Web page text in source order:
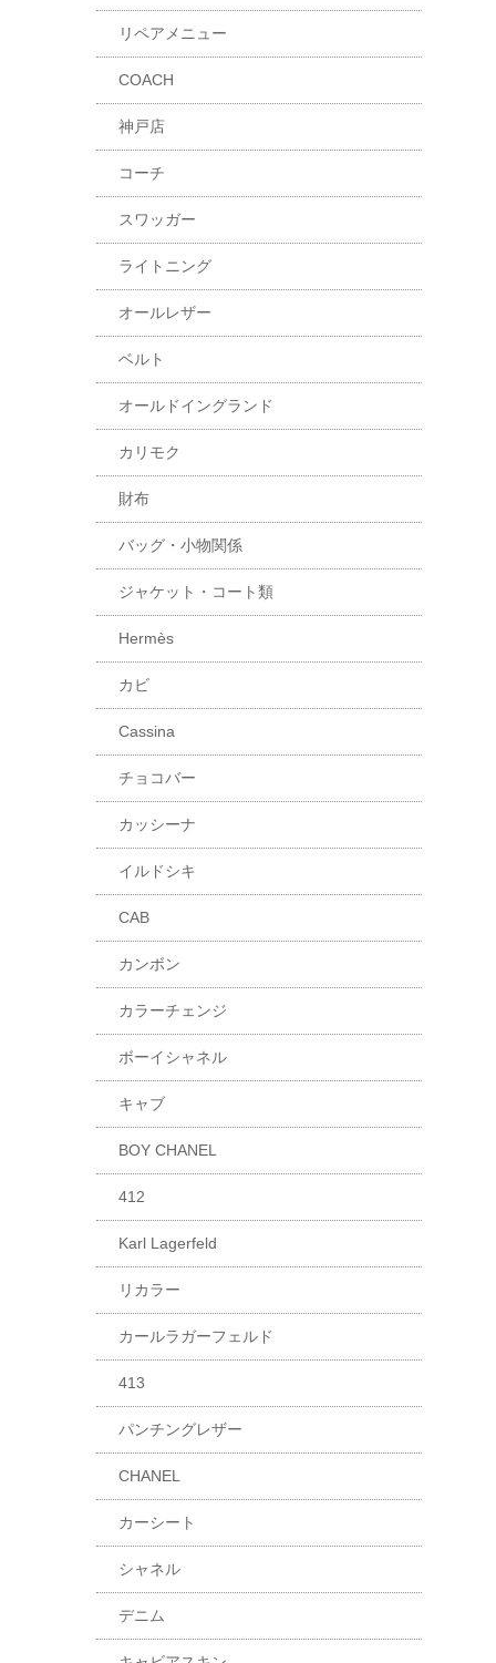
リペアメニュー
COACH
神戸店
コーチ
スワッガー
ライトニング
オールレザー
ベルト
オールドイングランド
カリモク
財布
バッグ・小物関係
ジャケット・コート類
Hermès
カビ
Cassina
チョコバー
カッシーナ
イルドシキ
CAB
カンボン
カラーチェンジ
ボーイシャネル
キャブ
BOY CHANEL
412
Karl Lagerfeld
リカラー
カールラガーフェルド
413
パンチングレザー
CHANEL
カーシート
シャネル
デニム